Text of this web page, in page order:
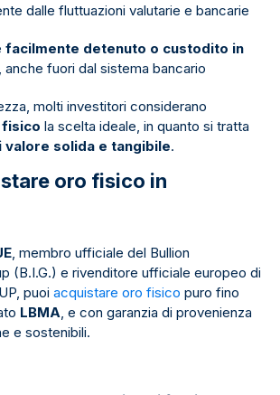
dalle fluttuazioni valutarie e bancarie
facilmente detenuto o custodito in
, anche fuori dal sistema bancario
molti investitori considerano
la scelta ideale, in quanto si tratta
valore solida e tangibile.
oro fisico in
, membro ufficiale del Bullion
(B.I.G.) e rivenditore ufficiale europeo di
puoi acquistare oro fisico puro fino
LBMA , e con garanzia di provenienza
e sostenibili.